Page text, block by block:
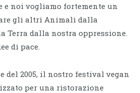
e noi vogliamo fortemente un
gli altri Animali dalla
Terra dalla nostra oppressione.
di pace.
del 2005, il nostro festival vegan
per una ristorazione